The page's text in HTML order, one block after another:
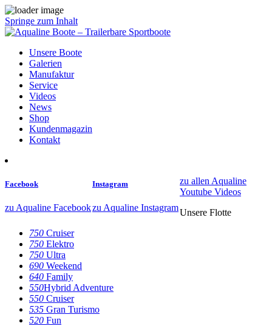
Springe zum Inhalt
Unsere Boote
Galerien
Manufaktur
Service
Videos
News
Shop
Kundenmagazin
Kontakt
Facebook
zu Aqualine Facebook
Instagram
zu Aqualine Instagram
zu allen Aqualine
Youtube Videos
Unsere Flotte
750 Cruiser
750 Elektro
750 Ultra
690 Weekend
640 Family
550Hybrid Adventure
550 Cruiser
535 Gran Turismo
520 Fun